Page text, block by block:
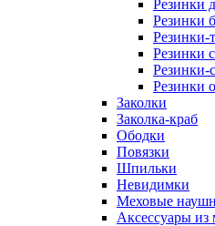
Резинки
Резинки
Резинки-
Резинки
Резинки-
Резинки
Заколки
Заколка-краб
Ободки
Повязки
Шпильки
Невидимки
Меховые
Аксессуары из